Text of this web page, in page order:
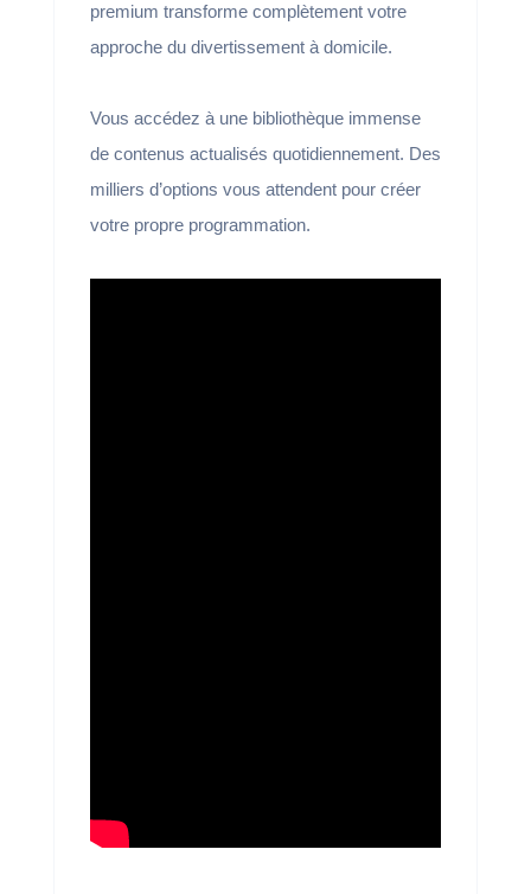
premium transforme complètement votre
approche du divertissement à domicile.
Vous accédez à une bibliothèque immense
de contenus actualisés quotidiennement. Des
milliers d’options vous attendent pour créer
votre propre programmation.